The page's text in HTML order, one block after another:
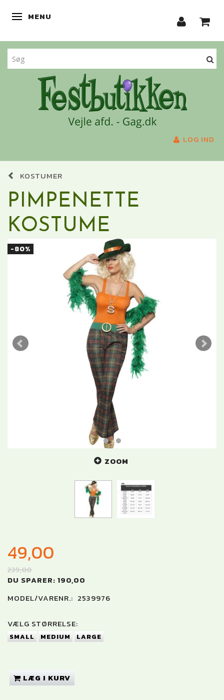
SKIFTE NAVIGATION
MENU
LOG IND
KOSTUMER
PIMPENETTE
KOSTUME
-80%
ZOOM
49,00
239,00
DU SPARER: 190,00
MODEL/VARENR.: 2539976
VÆLG STØRRELSE:
SMALL MEDIUM LARGE
LÆG I KURV